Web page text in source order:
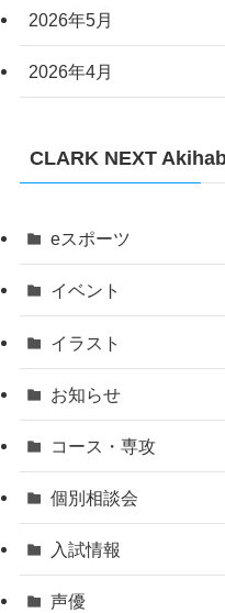
2026年5月
2026年4月
CLARK NEXT
eスポーツ
イベント
イラスト
お知らせ
コース・専攻
個別相談会
入試情報
声優